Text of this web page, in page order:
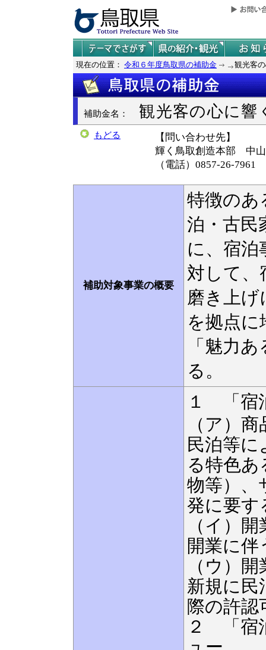
現在の位置： 令和６年度鳥取県の補助金 観光客
補助金名： 観光客の心に響
もどる
【問い合わせ先】
輝く鳥取創造本部 中山
（電話）0857-26-
補助対象事業の概要
特徴のあ
泊・古民
に、宿泊
対して、
磨き上げ
を拠点に
「魅力
る。
１ 「宿
（ア）
民泊等に
る特色あ
物等）、
発に要す
（イ）
開業に伴
（ウ）
新規に民
際の許認
２ 「宿